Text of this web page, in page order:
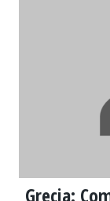
Grecia: